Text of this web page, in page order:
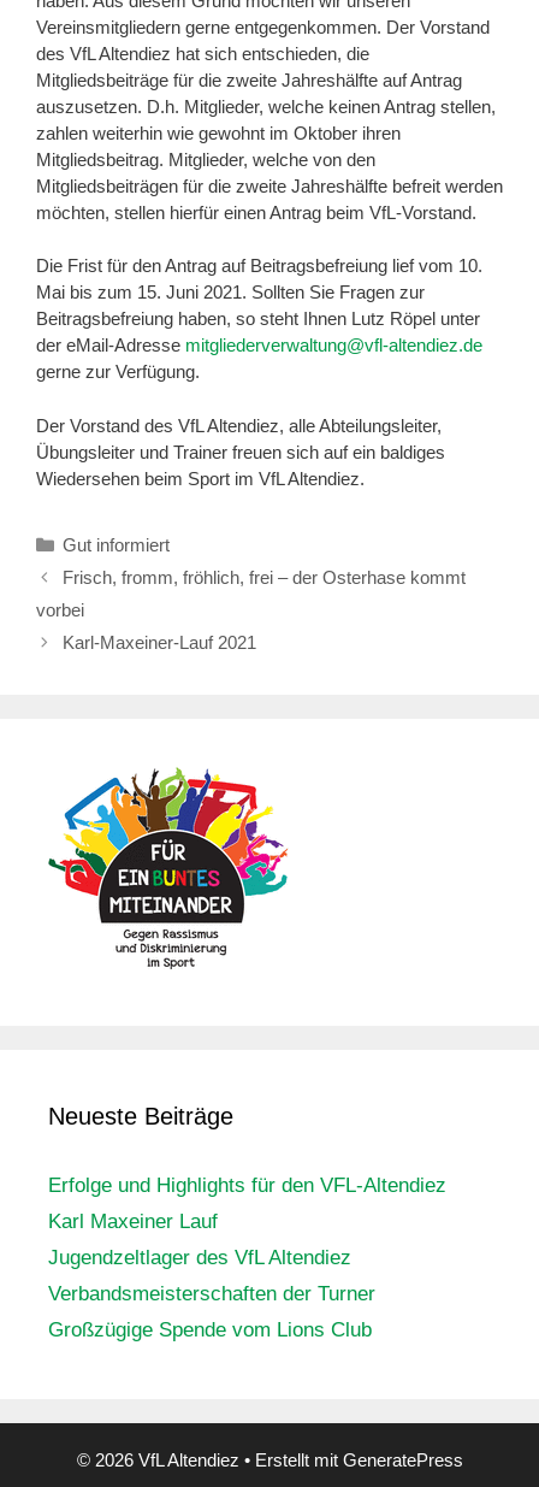
Vereinsmitgliedern gerne entgegenkommen. Der Vorstand
des VfL Altendiez hat sich entschieden, die
Mitgliedsbeiträge für die zweite Jahreshälfte auf Antrag
auszusetzen. D.h. Mitglieder, welche keinen Antrag stellen,
zahlen weiterhin wie gewohnt im Oktober ihren
Mitgliedsbeitrag. Mitglieder, welche von den
Mitgliedsbeiträgen für die zweite Jahreshälfte befreit werden
möchten, stellen hierfür einen Antrag beim VfL-Vorstand.
Die Frist für den Antrag auf Beitragsbefreiung lief vom 10.
Mai bis zum 15. Juni 2021. Sollten Sie Fragen zur
Beitragsbefreiung haben, so steht Ihnen Lutz Röpel unter
der eMail-Adresse mitgliederverwaltung@vfl-altendiez.de
gerne zur Verfügung.
Der Vorstand des VfL Altendiez, alle Abteilungsleiter,
Übungsleiter und Trainer freuen sich auf ein baldiges
Wiedersehen beim Sport im VfL Altendiez.
Kategorien
Gut informiert
Frisch, fromm, fröhlich, frei – der Osterhase kommt
vorbei
Karl-Maxeiner-Lauf 2021
Neueste Beiträge
Erfolge und Highlights für den VFL-Altendiez
Karl Maxeiner Lauf
Jugendzeltlager des VfL Altendiez
Verbandsmeisterschaften der Turner
Großzügige Spende vom Lions Club
© 2026 VfL Altendiez • Erstellt mit GeneratePress